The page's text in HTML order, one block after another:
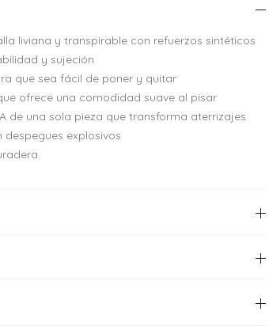
liviana y transpirable con refuerzos sintéticos
y sujeción
que sea fácil de poner y quitar
ofrece una comodidad suave al pisar
de una sola pieza que transforma aterrizajes
explosivos